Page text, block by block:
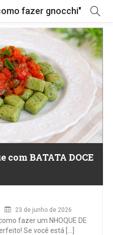
fazer gnocchi"
com BATATA DOCE
23 de junho de 2026
fazer um NHOQUE DE
Se você está [...]